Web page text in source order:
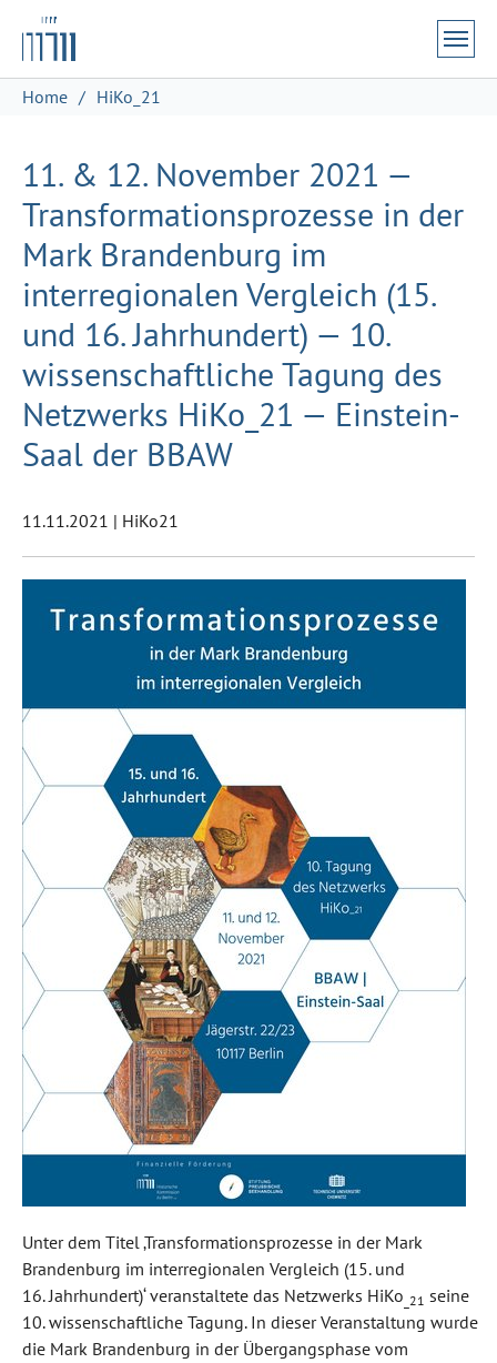
Zum Hauptinhalt springen
Skip to page footer
Sie sind hier:
Home HiKo_21
11. & 12. November 2021 —
Transformationsprozesse in der
Mark Brandenburg im
interregionalen Vergleich (15.
und 16. Jahrhundert) — 10.
wissenschaftliche Tagung des
Netzwerks HiKo_21 — Einstein-
Saal der BBAW
11.11.2021 | HiKo21
Unter dem Titel ‚Transformationsprozesse in der Mark
Brandenburg im interregionalen Vergleich (15. und
16. Jahrhundert)‘ veranstaltete das Netzwerks HiKo _21 seine
10. wissenschaftliche Tagung. In dieser Veranstaltung wurde
die Mark Brandenburg in der Übergangsphase vom